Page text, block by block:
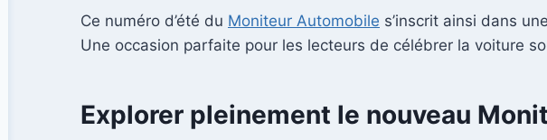
Ce numéro d’été du Moniteur Automobile s’inscrit ainsi dans
Une occasion parfaite pour les lecteurs de célébrer la voiture
Explorer pleinement le nouveau